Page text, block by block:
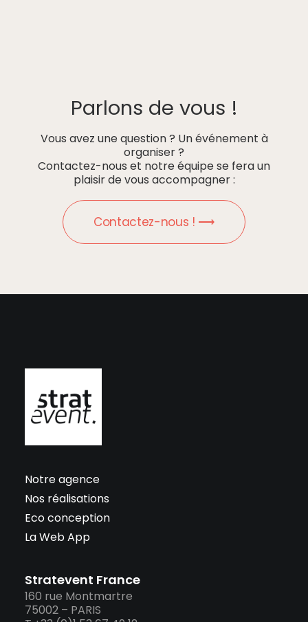
Parlons de vous !
Vous avez une question ? Un événement à
organiser ?
Contactez-nous et notre équipe se fera un
plaisir de vous accompagner :
Contactez-nous ! ⟶
Notre agence
Nos réalisations
Eco conception
La Web App
Stratevent France
160 rue Montmartre
75002 – PARIS